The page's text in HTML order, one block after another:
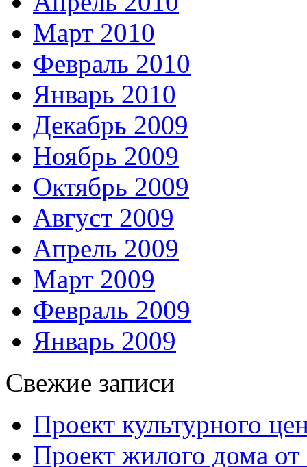
Март 2010
Февраль 2010
Январь 2010
Декабрь 2009
Ноябрь 2009
Октябрь 2009
Август 2009
Апрель 2009
Март 2009
Февраль 2009
Январь 2009
Свежие записи
Проект культурного
Проект жилого дома